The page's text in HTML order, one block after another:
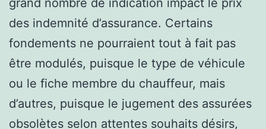
des indemnité d’assurance. Certains
fondements ne pourraient tout à fait pas
être modulés, puisque le type de véhicule
ou le fiche membre du chauffeur, mais
d’autres, puisque le jugement des assurées
obsolètes selon attentes souhaits désirs,